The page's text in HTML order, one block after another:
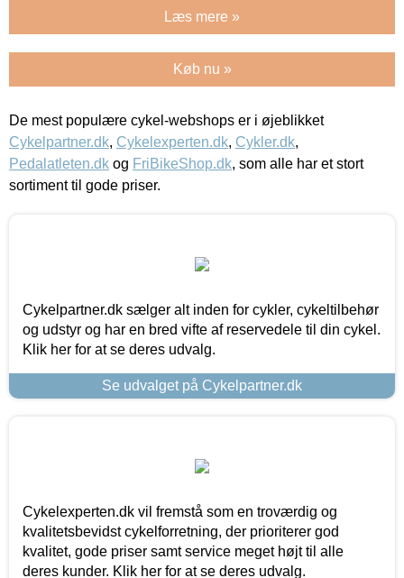
Læs mere »
Køb nu »
De mest populære cykel-webshops er i øjeblikket
Cykelpartner.dk, Cykelexperten.dk, Cykler.dk,
Pedalatleten.dk og FriBikeShop.dk, som alle har et stort
sortiment til gode priser.
Cykelpartner.dk sælger alt inden for cykler, cykeltilbehør
og udstyr og har en bred vifte af reservedele til din cykel.
Klik her for at se deres udvalg.
Se udvalget på Cykelpartner.dk
Cykelexperten.dk vil fremstå som en troværdig og
kvalitetsbevidst cykelforretning, der prioriterer god
kvalitet, gode priser samt service meget højt til alle
deres kunder. Klik her for at se deres udvalg.